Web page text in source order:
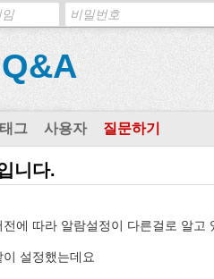
태그 사용자 질문하기
니다.
에 따라 알람설정이 다른걸로 알고
설정했는데요